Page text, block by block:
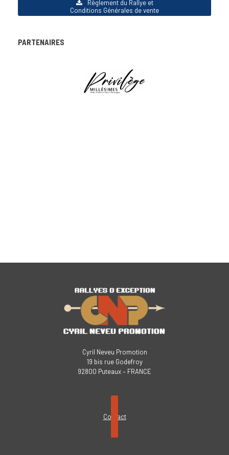
Règlement du Rallye et
Conditions Générales de vente
PARTENAIRES
Cyril Neveu Promotion
19 bis rue Godefroy
92800 Puteaux – FRANCE
Contact